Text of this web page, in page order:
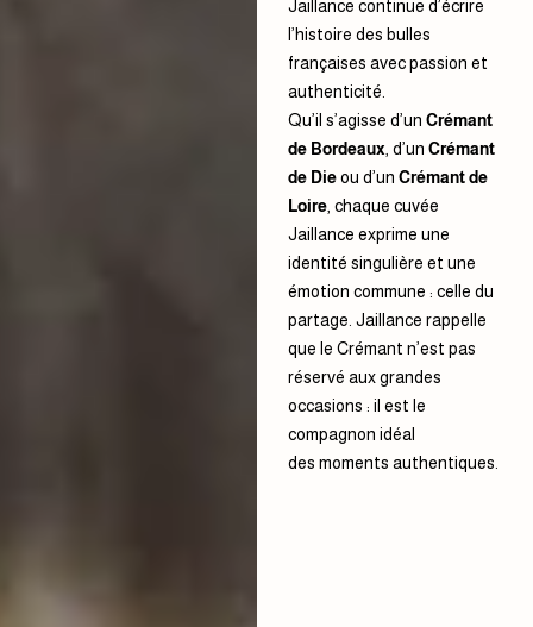
Jaillance continue d’écrire
l’histoire des bulles
françaises avec passion et
authenticité.
Qu’il s’agisse d’un Crémant
de Bordeaux , d’un Crémant
de Dieou d’un Crémant de
Loire, chaque cuvée
Jaillance exprime une
identité singulière et une
émotion commune : celle du
partage. Jaillance rappelle
que le Crémant n’est pas
réservé aux grandes
occasions : il est le
compagnon idéal
des moments authentiques.